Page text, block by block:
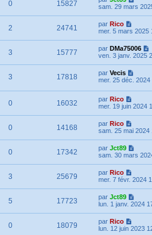
0 15827
sam. 29 mars
2 24741 par Rico
mer. 5 mars 2025
3 15777 par DMa75006
ven. 3 janv. 2025
3 17818 par Vecis
mer. 25 déc. 2024
0 16032 par Rico
mer. 19 juin 2024
0 14168 par Rico
sam. 25 mai 2024
0 17342 par Jct89
sam. 30 mars
3 25679 par Rico
mer. 7 févr. 2024
5 17723 par Jct89
lun. 1 janv. 2024
0 18079 par Rico
lun. 12 juin 2023